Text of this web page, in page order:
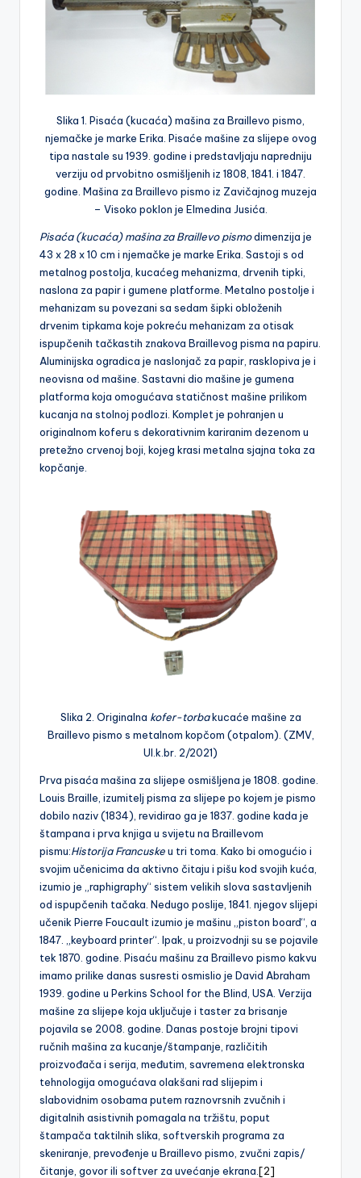
Slika 1. Pisaća (kucaća) mašina za Braillevo pismo,
njemačke je marke Erika. Pisaće mašine za slijepe ovog
tipa nastale su 1939. godine i predstavljaju napredniju
verziju od prvobitno osmišljenih iz 1808, 1841. i 1847.
godine. Mašina za Braillevo pismo iz Zavičajnog muzeja
– Visoko poklon je Elmedina Jusića.
Pisaća (kucaća) mašina za Braillevo pismodimenzija je
43 x 28 x 10 cm i njemačke je marke Erika. Sastoji s od
metalnog postolja, kucaćeg mehanizma, drvenih tipki,
naslona za papir i gumene platforme. Metalno postolje i
mehanizam su povezani sa sedam šipki obloženih
drvenim tipkama koje pokreću mehanizam za otisak
ispupčenih tačkastih znakova Braillevog pisma na papiru.
Aluminijska ogradica je naslonjač za papir, rasklopiva je i
neovisna od mašine. Sastavni dio mašine je gumena
platforma koja omogućava statičnost mašine prilikom
kucanja na stolnoj podlozi. Komplet je pohranjen u
originalnom koferu s dekorativnim kariranim dezenom u
pretežno crvenoj boji, kojeg krasi metalna sjajna toka za
kopčanje.
Slika 2. Originalna kofer-torbakucaće mašine za
Braillevo pismo s metalnom kopčom (otpalom). (ZMV,
Ul.k.br. 2/2021)
Prva pisaća mašina za slijepe osmišljena je 1808. godine.
Louis Braille, izumitelj pisma za slijepe po kojem je pismo
dobilo naziv (1834), revidirao ga je 1837. godine kada je
štampana i prva knjiga u svijetu na Braillevom
pismu:Historija Francuskeu tri toma. Kako bi omogućio i
svojim učenicima da aktivno čitaju i pišu kod svojih kuća,
izumio je „raphigraphy“ sistem velikih slova sastavljenih
od ispupčenih tačaka. Nedugo poslije, 1841. njegov slijepi
učenik Pierre Foucault izumio je mašinu „piston board“, a
1847. „keyboard printer“. Ipak, u proizvodnji su se pojavile
tek 1870. godine. Pisaću mašinu za Braillevo pismo kakvu
imamo prilike danas susresti osmislio je David Abraham
1939. godine u Perkins School for the Blind, USA. Verzija
mašine za slijepe koja uključuje i taster za brisanje
pojavila se 2008. godine. Danas postoje brojni tipovi
ručnih mašina za kucanje/štampanje, različitih
proizvođača i serija, međutim, savremena elektronska
tehnologija omogućava olakšani rad slijepim i
slabovidnim osobama putem raznovrsnih zvučnih i
digitalnih asistivnih pomagala na tržištu, poput
štampača taktilnih slika, softverskih programa za
skeniranje, prevođenje u Braillevo pismo, zvučni zapis/
čitanje, govor ili softver za uvećanje ekrana.[2]